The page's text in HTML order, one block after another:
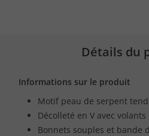
Détails du
Informations sur le produit
Motif peau de serpent
Décolleté en V avec volants
Bonnets souples et bande